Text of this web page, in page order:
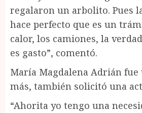
regalaron un arbolito. Pues
hace perfecto que es un
calor, los camiones, la
es gasto”, comentó.
María Magdalena Adrián fue
más, también solicitó una
“Ahorita yo tengo una